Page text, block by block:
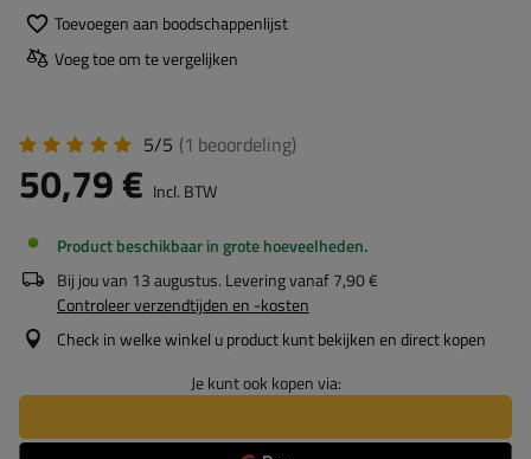
Toevoegen aan boodschappenlijst
Voeg toe om te vergelijken
5/5 (1 beoordeling)
50,79 € Incl. BTW
Product beschikbaar in grote hoeveelheden
Bij jou van 13 augustus. Levering vanaf7,90 €
Controleer verzendtijden en -kosten
Check in welke winkel u product kunt bekijken en direct kopen
Je kunt ook kopen via: